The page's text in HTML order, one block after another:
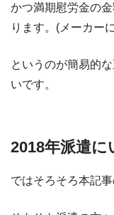
かつ満期慰労金の
ります。(メーカー
というのが簡易的
いです。
2018年派遣に
ではそろそろ本記